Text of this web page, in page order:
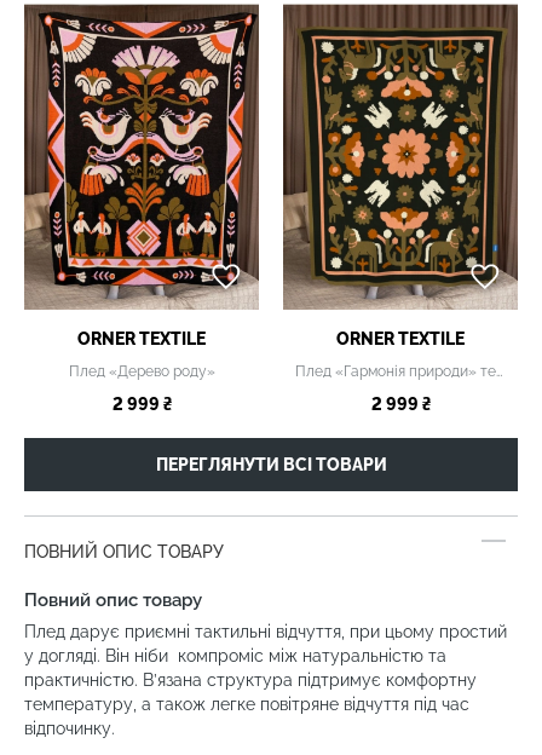
ORNER TEXTILE
Плед «Дерево роду»
2 999 ₴
ORNER TEXTILE
Плед «Гармонія природи» темний
2 999 ₴
ПЕРЕГЛЯНУТИ ВСІ ТОВАРИ
ПОВНИЙ ОПИС ТОВАРУ
Повний опис товару
Плед дарує приємні тактильні відчуття, при цьому простий
у догляді. Він ніби компроміс між натуральністю та
практичністю. В’язана структура підтримує комфортну
температуру, а також легке повітряне відчуття під час
відпочинку.